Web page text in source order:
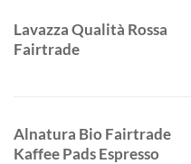
Lavazza Qualità Rossa
Fairtrade
Alnatura Bio Fairtrade
Kaffee Pads Espresso